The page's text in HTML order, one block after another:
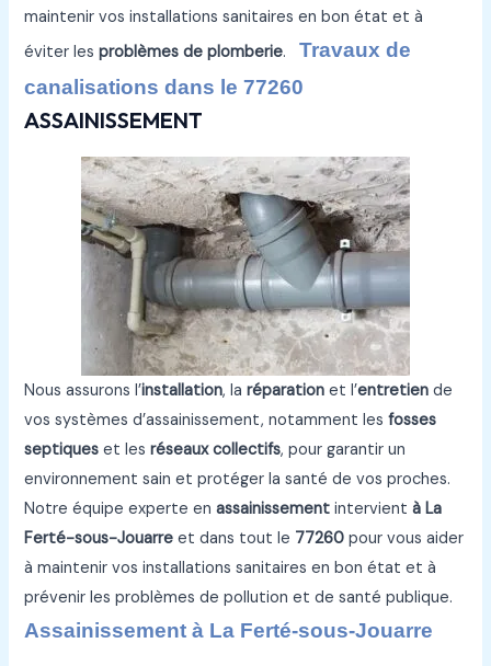
maintenir vos installations sanitaires en bon état et à
éviter lesproblèmes de plomberie. Travaux de
canalisations dans le 77260
ASSAINISSEMENT
Nous assurons l’installation, laréparation et l’entretien de
vos systèmes d’assainissement, notamment lesfosses
septiques et lesréseaux collectifs, pour garantir un
environnement sain et protéger la santé de vos proches.
Notre équipe experte enassainissement intervientà La
Ferté-sous-Jouarre et dans tout le 77260 pour vous aider
à maintenir vos installations sanitaires en bon état et à
prévenir les problèmes de pollution et de santé publique.
Assainissement à La Ferté-sous-Jouarre